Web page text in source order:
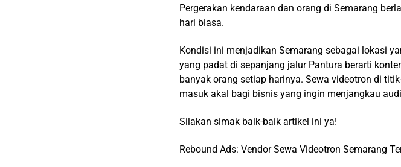
Pergerakan kendaraan dan orang di Semarang
hari biasa.
Kondisi ini menjadikan Semarang sebagai lokasi
yang padat di sepanjang jalur Pantura berarti
banyak orang setiap harinya. Sewa videotron di
masuk akal bagi bisnis yang ingin menjangkau
Silakan simak baik-baik artikel ini ya!
Rebound Ads: Vendor Sewa Videotron Semarang